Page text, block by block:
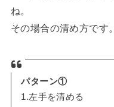
ね。
その場合の清め方です。
パターン①
1.左手を清める